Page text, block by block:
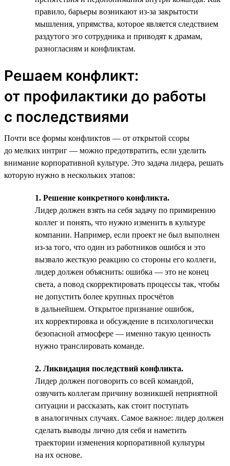
правило, барьеры возникают из-за закрытости
мышления, упрямства, которое является следствием
раздутого эго сотрудника и приводят к драмам,
разногласиям и конфликтам.
Решаем конфликт:
от профилактики до работы
с последствиями
Почти все формы конфликтов — от открытой ссоры
до мелких интриг — можно предотвратить, если уделить
внимание корпоративной культуре. Это задача лидера, решать
которую нужно в нескольких этапов:
1. Решение конкретного конфликта.
Лидер должен взять на себя задачу по примирению
коллег и понять, что нужно изменить в культуре
компании. Например, если проект не был выполнен
из-за того, что один из работников ошибся и это
вызвало жесткую реакцию со стороны его коллеги,
лидер должен объяснить: ошибка — это не конец
света, а повод скорректировать процессы так, чтобы
не допустить более крупных просчётов
в дальнейшем. Открытое признание ошибок,
их корректировка и обсуждение в психологически
безопасной атмосфере — именно такую ценность
нужно транслировать команде.
2. Ликвидация последствий конфликта.
Лидер должен поговорить со всей командой,
озвучить коллегам причину возникшей неприятной
ситуации и рассказать, как стоит поступать
в аналогичных случаях. Самое важное: лидер должен
сделать выводы лично для себя и наметить
траектории изменения корпоративной культуры
на их основе.